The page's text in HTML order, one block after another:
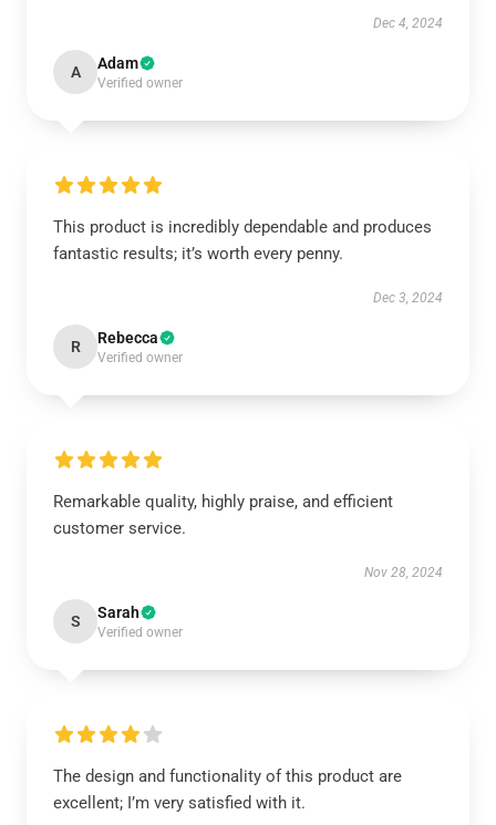
Dec 4, 2024
A Adam
Verified owner
This product is incredibly dependable and produces
fantastic results; it’s worth every penny.
Dec 3, 2024
R Rebecca
Verified owner
Remarkable quality, highly praise, and efficient
customer service.
Nov 28, 2024
S Sarah
Verified owner
The design and functionality of this product are
excellent; I’m very satisfied with it.